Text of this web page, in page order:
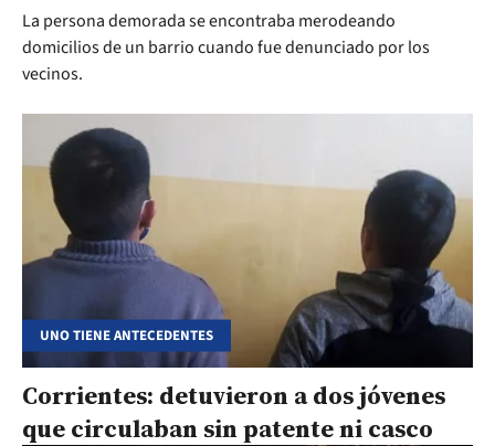
La persona demorada se encontraba merodeando
domicilios de un barrio cuando fue denunciado por los
vecinos.
UNO TIENE ANTECEDENTES
Corrientes: detuvieron a dos jóvenes
que circulaban sin patente ni casco